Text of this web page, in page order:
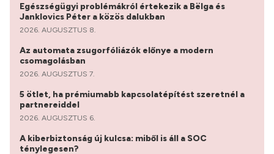
Egészségügyi problémákról értekezik a Bëlga és
Janklovics Péter a közös dalukban
2026. AUGUSZTUS 8.
Az automata zsugorfóliázók előnye a modern
csomagolásban
2026. AUGUSZTUS 7.
5 ötlet, ha prémiumabb kapcsolatépítést szeretnél a
partnereiddel
2026. AUGUSZTUS 6.
A kiberbiztonság új kulcsa: miből is áll a SOC
ténylegesen?